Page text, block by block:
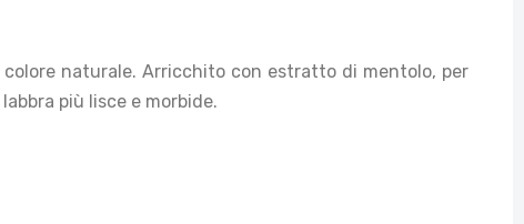
naturale. Arricchito con estratto di mentolo, per
più lisce e morbide.